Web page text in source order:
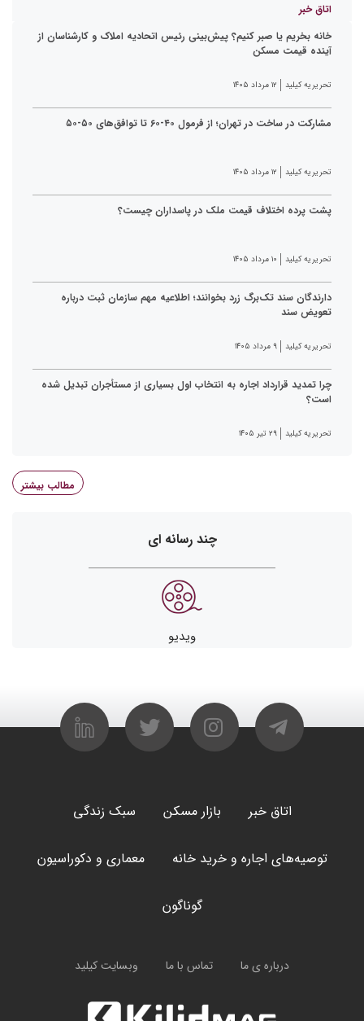
اتاق خبر
خانه بخریم یا صبر کنیم؟ پیش‌بینی رئیس اتحادیه املاک و کارشناسان از
آینده قیمت مسکن
تحریریه کیلید ۱۲ مرداد ۱۴۰۵
مشارکت در ساخت در تهران؛ از فرمول ۴۰-۶۰ تا توافق‌های ۵۰-۵۰
تحریریه کیلید ۱۲ مرداد ۱۴۰۵
پشت پرده اختلاف قیمت ملک در پاسداران چیست؟
تحریریه کیلید ۱۰ مرداد ۱۴۰۵
دارندگان سند تک‌برگ زرد بخوانند؛ اطلاعیه مهم سازمان ثبت درباره
تعویض سند
تحریریه کیلید ۹ مرداد ۱۴۰۵
چرا تمدید قرارداد اجاره به انتخاب اول بسیاری از مستأجران تبدیل شده
است؟
تحریریه کیلید ۲۹ تیر ۱۴۰۵
مطالب بیشتر
چند رسانه ای
ویدیو
اتاق خبر بازار مسکن سبک زندگی
توصیه‌های اجاره و خرید خانه معماری و دکوراسیون
گوناگون
درباره ی ما تماس با ما وبسایت کیلید